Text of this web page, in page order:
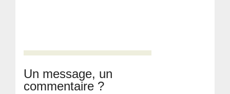
Un message, un
commentaire ?